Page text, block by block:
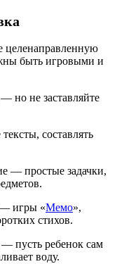
целенаправленную
быть игровыми и
но не заставляйте
составлять
— простые задачки,
— игры «Мемо»,
стихов.
— пусть ребенок сам
воду.